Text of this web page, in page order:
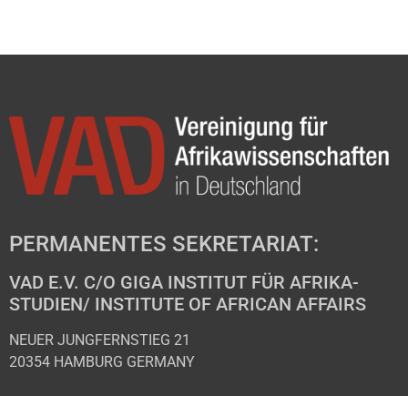
PERMANENTES SEKRETARIAT:
VAD E.V. C/O GIGA INSTITUT FÜR AFRIKA-
STUDIEN/ INSTITUTE OF AFRICAN AFFAIRS
NEUER JUNGFERNSTIEG 21
20354 HAMBURG GERMANY